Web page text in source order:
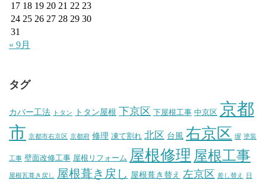
17 18 19 20 21 22 23
24 25 26 27 28 29 30
31
« 9月
タグ
カバー工法 トタン トタン屋根 下京区 下屋根工事 中京区 京都
市 京都市右京区 京都府 修理 凍て割れ 北区 台風 右京区 塀 塗装
工事 壁面改修工事 屋根リフォーム 屋根修理 屋根工事
屋根瓦葺き戻し 屋根葺き戻し 屋根葺き替え 左京区 差し替え 日